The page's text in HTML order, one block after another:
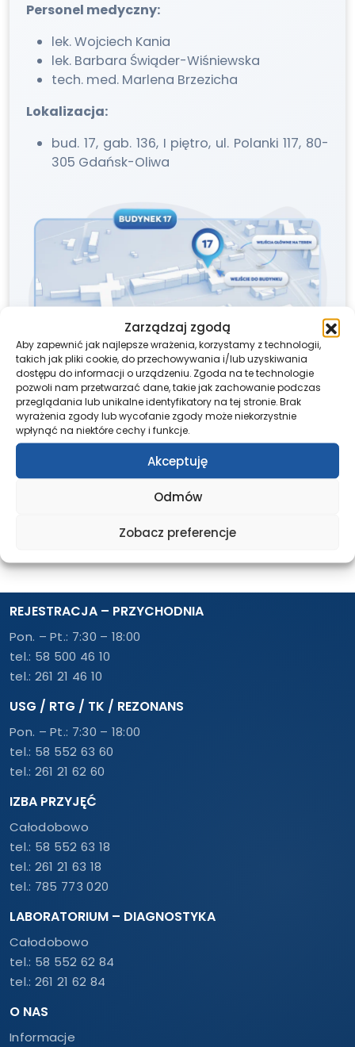
Zarządzaj zgodą
Aby zapewnić jak najlepsze wrażenia, korzystamy z technologii,
takich jak pliki cookie, do przechowywania i/lub uzyskiwania
dostępu do informacji o urządzeniu. Zgoda na te technologie
pozwoli nam przetwarzać dane, takie jak zachowanie podczas
przeglądania lub unikalne identyfikatory na tej stronie. Brak
wyrażenia zgody lub wycofanie zgody może niekorzystnie
wpłynąć na niektóre cechy i funkcje.
Akceptuję
Odmów
Zobacz preferencje
Personel medyczny:
lek. Wojciech Kania
lek. Barbara Świąder-Wiśniewska
tech. med. Marlena Brzezicha
Lokalizacja:
bud. 17, gab. 136, I piętro, ul. Polanki 117, 80-
305 Gdańsk-Oliwa
Udostępnij ten post
REJESTRACJA – PRZYCHODNIA
Pon. – Pt.: 7:30 – 18:00
tel.: 58 500 46 10
tel.: 261 21 46 10
USG / RTG / TK / REZONANS
Pon. – Pt.: 7:30 – 18:00
tel.: 58 552 63 60
tel.: 261 21 62 60
IZBA PRZYJĘĆ
Całodobowo
tel.: 58 552 63 18
tel.: 261 21 63 18
tel.: 785 773 020
LABORATORIUM – DIAGNOSTYKA
Całodobowo
tel.: 58 552 62 84
tel.: 261 21 62 84
O NAS
Informacje